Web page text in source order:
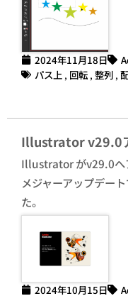
2024年11月18日
パス上 , 回転 , 整列 ,
Illustrator v29.0
Illustrator がv29.0へ
メジャーアップデー
た。
2024年10月15日